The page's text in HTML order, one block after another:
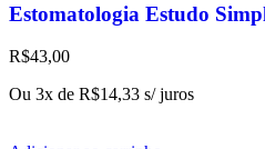
Estomatologia Estudo
R$43,00
Ou 3x de R$14,33 s/ juros